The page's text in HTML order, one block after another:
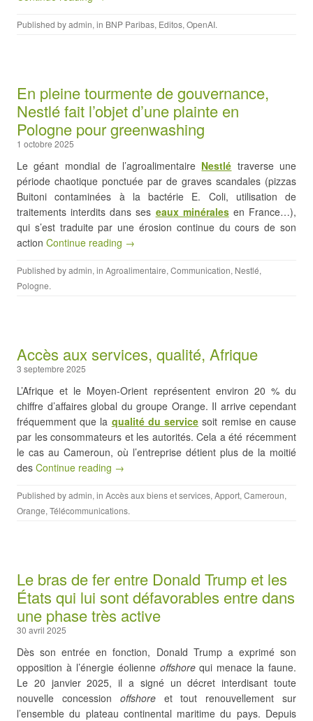
Published byadmin, in BNP Paribas, Editos, OpenAI.
En pleine tourmente de gouvernance,
Nestlé fait l’objet d’une plainte en
Pologne pour greenwashing
1 octobre 2025
Le géant mondial de l’agroalimentaire Nestlé traverse une
période chaotique ponctuée par de graves scandales (pizzas
Buitoni contaminées à la bactérie E. Coli, utilisation de
traitements interdits dans ses eaux minéralesen France…),
qui s’est traduite par une érosion continue du cours de son
action Continue reading →
Published byadmin, in Agroalimentaire, Communication, Nestlé,
Pologne.
Accès aux services, qualité, Afrique
3 septembre 2025
L’Afrique et le Moyen-Orient représentent environ 20 % du
chiffre d’affaires global du groupe Orange. Il arrive cependant
fréquemment que la qualité du service soit remise en cause
par les consommateurs et les autorités. Cela a été récemment
le cas au Cameroun, où l’entreprise détient plus de la moitié
des Continue reading →
Published byadmin, in Accès aux biens et services, Apport, Cameroun,
Orange, Télécommunications.
Le bras de fer entre Donald Trump et les
États qui lui sont défavorables entre dans
une phase très active
30 avril 2025
Dès son entrée en fonction, Donald Trump a exprimé son
opposition à l’énergie éolienne offshorequi menace la faune.
Le 20 janvier 2025, il a signé un décret interdisant toute
nouvelle concession offshoreet tout renouvellement sur
l’ensemble du plateau continental maritime du pays. Depuis